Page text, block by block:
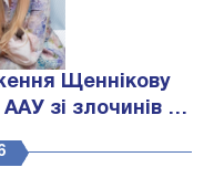
Щеннікову
зі злочинів у
партнерку